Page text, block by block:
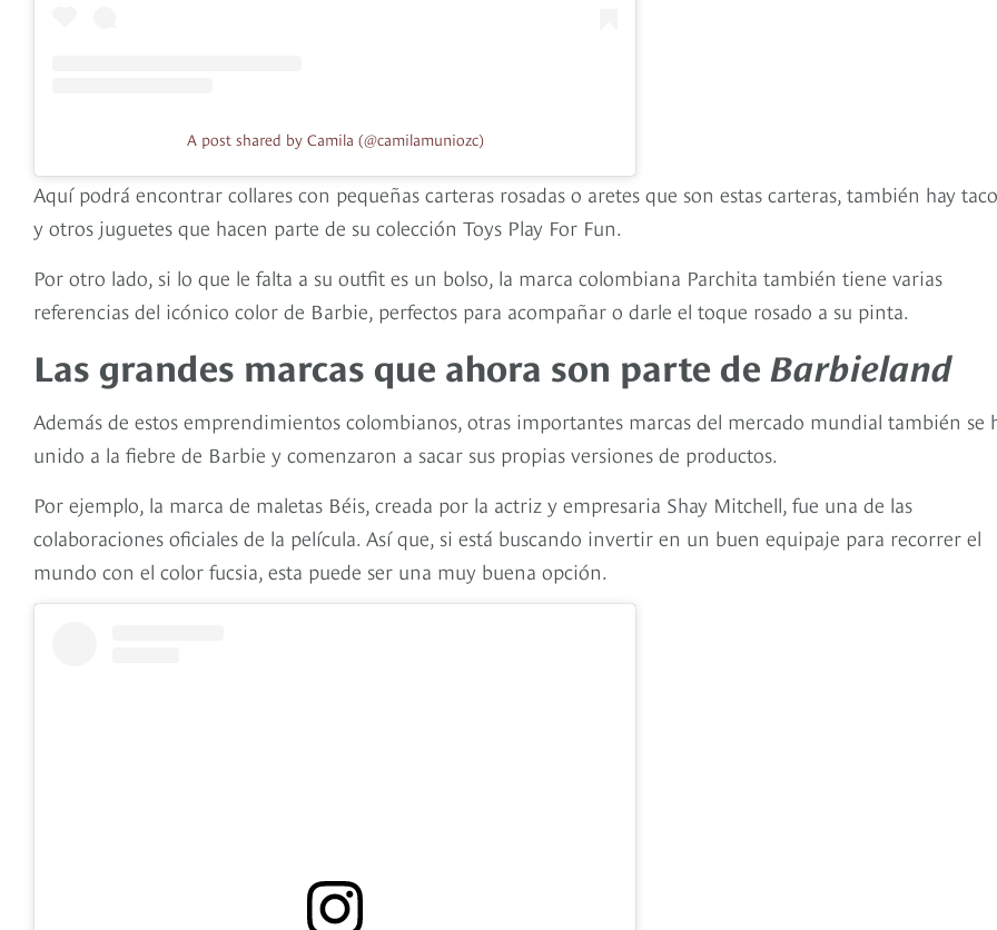
A post shared by Camila (@camilamuniozc)
Aquí podrá encontrar collares con pequeñas carteras rosadas o aretes que son estas carteras, también hay
y otros juguetes que hacen parte de su colección Toys Play For Fun.
Por otro lado, si lo que le falta a su outfit es un bolso, la marca colombiana Parchita también tiene varias
referencias del icónico color de Barbie, perfectos para acompañar o darle el toque rosado a su pinta.
Las grandes marcas que ahora son parte de Barbieland
Además de estos emprendimientos colombianos, otras importantes marcas del mercado mundial también se
unido a la fiebre de Barbie y comenzaron a sacar sus propias versiones de productos.
Por ejemplo, la marca de maletas Béis, creada por la actriz y empresaria Shay Mitchell, fue una de las
colaboraciones oficiales de la película. Así que, si está buscando invertir en un buen equipaje para recorrer el
mundo con el color fucsia, esta puede ser una muy buena opción.